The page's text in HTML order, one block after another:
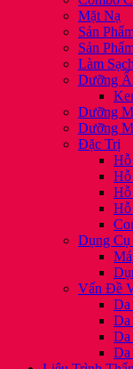
Mặt Nạ
Sản
Sản
Làm
Dưỡng
Dưỡng
Dưỡng
Đặc Trị
Hỗ
Hỗ
Hỗ
Dụng Cụ
Vấn Đề
Da
Da
Da